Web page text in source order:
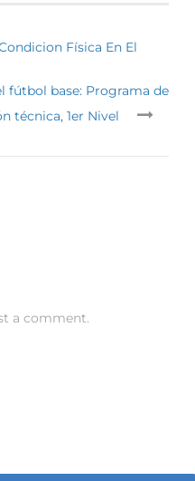
Física En El
fútbol base: Programa de
técnica, 1er Nivel
a comment.